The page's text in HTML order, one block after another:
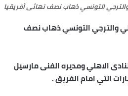
التونسي ذهاب نصف نهائى أفريقيا
والترجي التونسي ذهاب نصف
الاهلي ومديره الفنى مارسيل
التي امام الفريق .